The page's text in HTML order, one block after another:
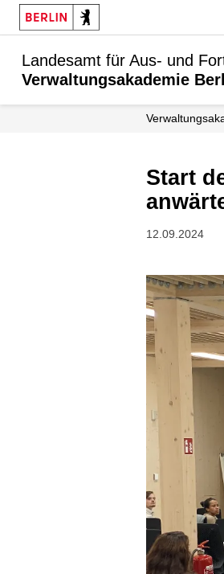
Landesamt für Aus- und
Verwaltungsakademie
Start des neuen Ausbildungsjahrganges der Sekretäranwärterinnen und -
12.09.2024